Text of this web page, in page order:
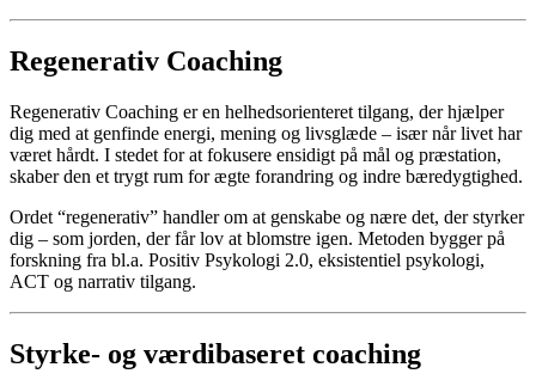
Regenerativ Coaching
Regenerativ Coaching er en helhedsorienteret tilgang, der hjælper
dig med at genfinde energi, mening og livsglæde – især når livet har
været hårdt. I stedet for at fokusere ensidigt på mål og præstation,
skaber den et trygt rum for ægte forandring og indre bæredygtighed.
Ordet “regenerativ” handler om at genskabe og nære det, der styrker
dig – som jorden, der får lov at blomstre igen. Metoden bygger på
forskning fra bl.a. Positiv Psykologi 2.0, eksistentiel psykologi,
ACT og narrativ tilgang.
Styrke- og værdibaseret coaching